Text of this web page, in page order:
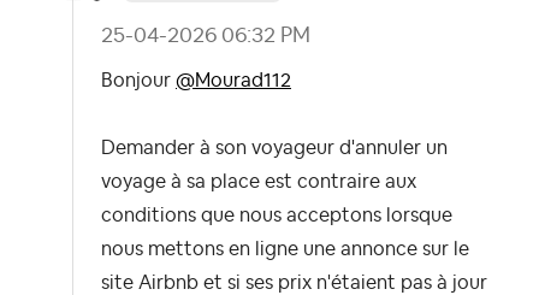
‎25-04-2026 06:32 PM
Bonjour @Mourad112
Demander à son voyageur d'annuler un
voyage à sa place est contraire aux
conditions que nous acceptons lorsque
nous mettons en ligne une annonce sur le
site Airbnb et si ses prix n'étaient pas à jour